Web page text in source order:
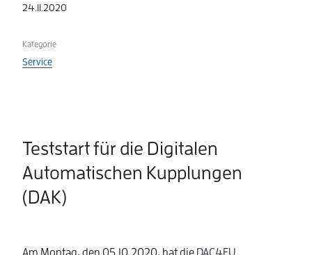
24.11.2020
Kategorie
Service
Teststart für die Digitalen
Automatischen Kupplungen
(DAK)